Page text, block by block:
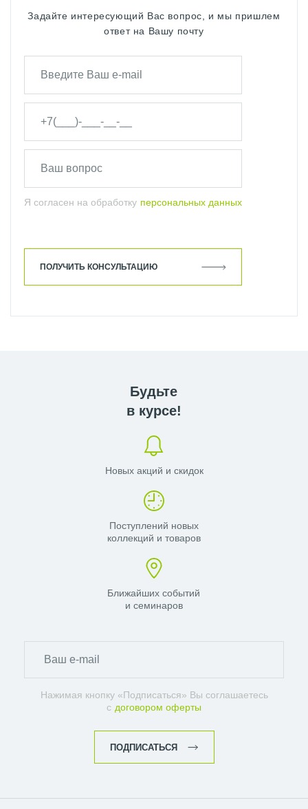
Задайте интересующий Вас вопрос, и мы пришлем
ответ на Вашу почту
Я согласен на обработку персональных данных
ПОЛУЧИТЬ КОНСУЛЬТАЦИЮ
Будьте
в курсе!
Новых акций и скидок
Поступлений новых
коллекций и товаров
Ближайших событий
и семинаров
Нажимая кнопку «Подписаться» Вы соглашаетесь
с договором оферты
ПОДПИСАТЬСЯ